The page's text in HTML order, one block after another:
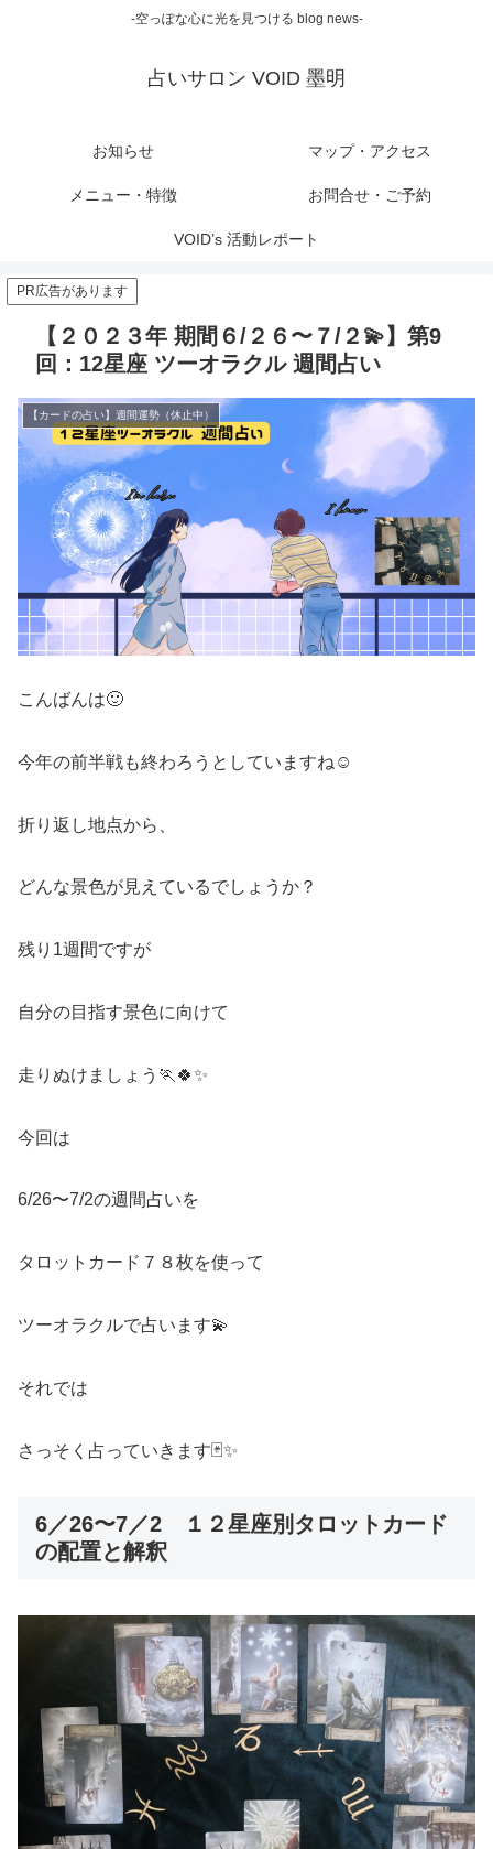
-空っぽな心に光を見つける blog news-
占いサロン VOID 墨明
お知らせ マップ・アクセス
メニュー・特徴 お問合せ・ご予約
VOID’s 活動レポート
PR広告があります
【２０２３年 期間６/２６〜７/２💫】第9
回：12星座 ツーオラクル 週間占い
【カードの占い】週間運勢（休止中）
こんばんは🙂
今年の前半戦も終わろうとしていますね☺️
折り返し地点から、
どんな景色が見えているでしょうか？
残り1週間ですが
自分の目指す景色に向けて
走りぬけましょう🏃🍀✨
今回は
6/26〜7/2の週間占いを
タロットカード７８枚を使って
ツーオラクルで占います💫
それでは
さっそく占っていきます🃏✨
6／26〜7／2 １２星座別タロットカード
の配置と解釈